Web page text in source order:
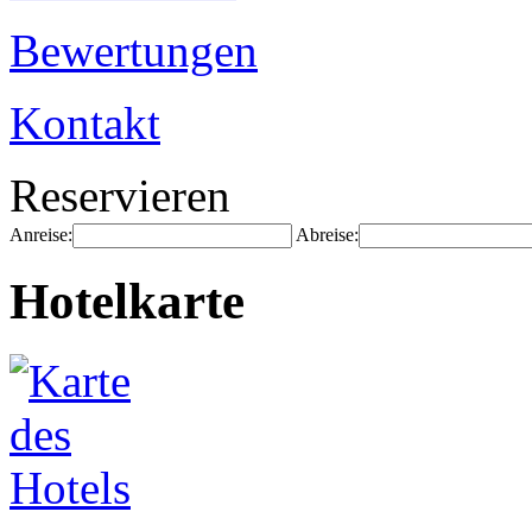
Bewertungen
Kontakt
Reservieren
Anreise: Abreise:
Hotelkarte